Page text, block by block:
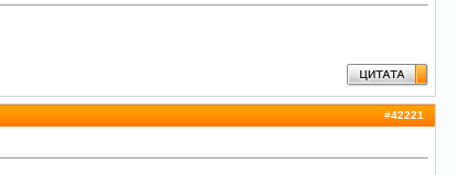
#42221